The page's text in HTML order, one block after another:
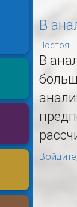
В
В
Войдите